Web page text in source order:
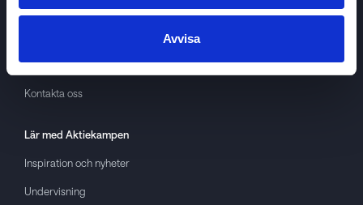
Avvisa
About cookies
GDPR
Kontakta oss
Lär med Aktiekampen
Inspiration och nyheter
Undervisning